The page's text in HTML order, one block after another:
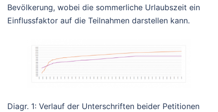
Bevölkerung, wobei die sommerliche Urlaubszeit ein
Einflussfaktor auf die Teilnahmen darstellen kann.
Diagr. 1: Verlauf der Unterschriften beider Petitionen